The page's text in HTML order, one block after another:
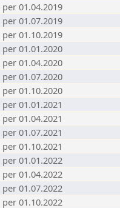
01.04.2019
01.07.2019
01.10.2019
01.01.2020
01.04.2020
01.07.2020
01.10.2020
01.01.2021
01.04.2021
01.07.2021
01.10.2021
01.01.2022
01.04.2022
01.07.2022
01.10.2022